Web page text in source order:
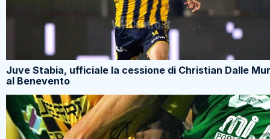
Juve Stabia, ufficiale la cessione di Christian Dalle
al Benevento